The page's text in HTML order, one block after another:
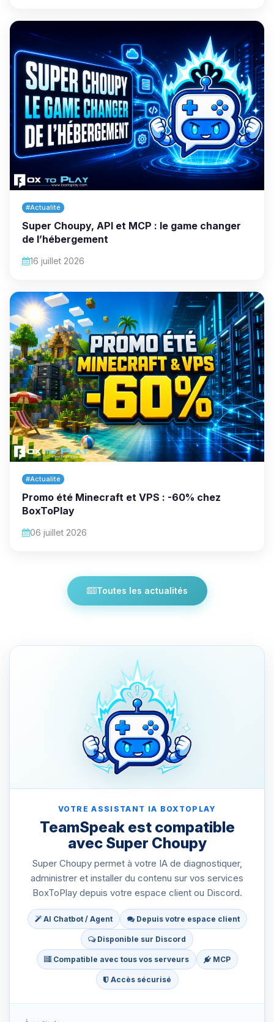
#Actualité
Super Choupy, API et MCP : le game changer
de l’hébergement
16 juillet 2026
#Actualité
Promo été Minecraft et VPS : -60% chez
BoxToPlay
06 juillet 2026
Toutes les actualités
VOTRE ASSISTANT IA BOXTOPLAY
TeamSpeak est compatible
avec Super Choupy
Super Choupy permet à votre IA de diagnostiquer,
administrer et installer du contenu sur vos services
BoxToPlay depuis votre espace client ou Discord.
AI Chatbot / Agent Depuis votre espace client
Disponible sur Discord
Compatible avec tous vos serveurs MCP
Accès sécurisé